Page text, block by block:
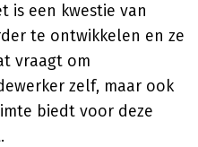
is een kwestie van
te ontwikkelen en ze
vraagt om
zelf, maar ook
biedt voor deze